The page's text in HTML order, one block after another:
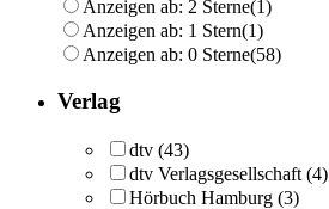
Anzeigen ab: 2 Sterne(1)
Anzeigen ab: 1 Stern(1)
Anzeigen ab: 0 Sterne(58)
Verlag
dtv (43)
dtv Verlagsgesellschaft (4)
Hörbuch Hamburg (3)